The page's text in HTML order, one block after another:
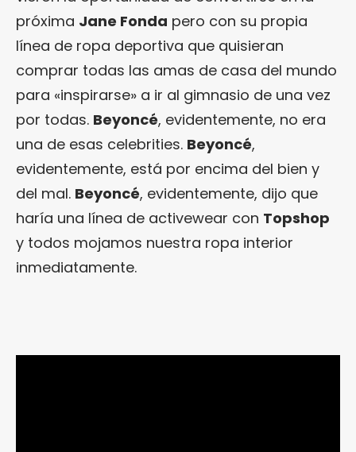
próxima Jane Fonda pero con su propia
línea de ropa deportiva que quisieran
comprar todas las amas de casa del mundo
para «inspirarse» a ir al gimnasio de una vez
por todas. Beyoncé, evidentemente, no era
una de esas celebrities. Beyoncé,
evidentemente, está por encima del bien y
del mal. Beyoncé, evidentemente, dijo que
haría una línea de activewear con Topshop
y todos mojamos nuestra ropa interior
inmediatamente.